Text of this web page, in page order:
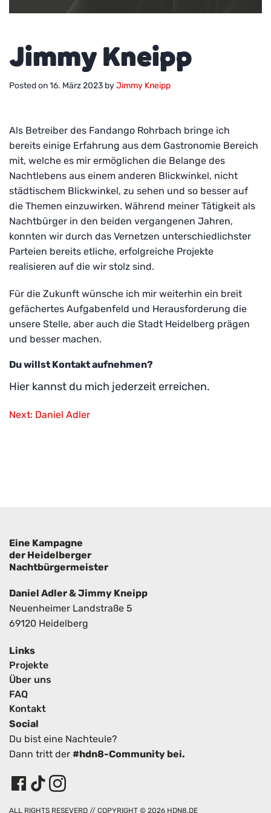
Informieren
Informieren Zum Antrag
Informieren Zum Antrag
Jimmy Kneipp
Posted on16. März 2023 byJimmy Kneipp
Als Betreiber des Fandango Rohrbach bringe ich
bereits einige Erfahrung aus dem Gastronomie Bereich
mit, welche es mir ermöglichen die Belange des
Nachtlebens aus einem anderen Blickwinkel, nicht
städtischem Blickwinkel, zu sehen und so besser auf
die Themen einzuwirken. Während meiner Tätigkeit als
Nachtbürger in den beiden vergangenen Jahren,
konnten wir durch das Vernetzen unterschiedlichster
Parteien bereits etliche, erfolgreiche Projekte
realisieren auf die wir stolz sind.
Für die Zukunft wünsche ich mir weiterhin ein breit
gefächertes Aufgabenfeld und Herausforderung die
unsere Stelle, aber auch die Stadt Heidelberg prägen
und besser machen.
Du willst Kontakt aufnehmen?
Hier kannst du mich jederzeit erreichen.
B
a
g
s
n
a
v
i
g
a
t
Next: Daniel Adler
Eine Kampagne
der Heidelberger
Nachtbürgermeister
Daniel Adler & Jimmy Kneipp
Neuenheimer Landstraße 5
69120 Heidelberg
Links
Projekte
Über uns
FAQ
Kontakt
Social
Du bist eine Nachteule?
Dann tritt der #hdn8-Community bei.
ALL RIGHTS RESEVERD // COPYRIGHT © 2026 HDN8.DE